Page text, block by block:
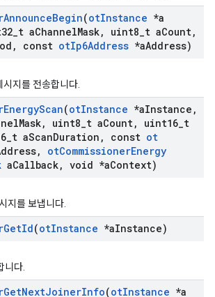
AnnounceBegin(otInstance *a
t aChannelMask, uint8 t aCount,
, const otIp6Address *aAddress)
지를 전송합니다.
EnergyScan(otInstance *aInstance ,
Mask, uint8 t aCount, uint16 t
t aScanDuration , const ot
, otCommissionerEnergy
aCallback, void *aContext)
지를 보냅니다.
GetId(otInstance *aInstance)
니다.
GetNextJoinerInfo(otInstance *a